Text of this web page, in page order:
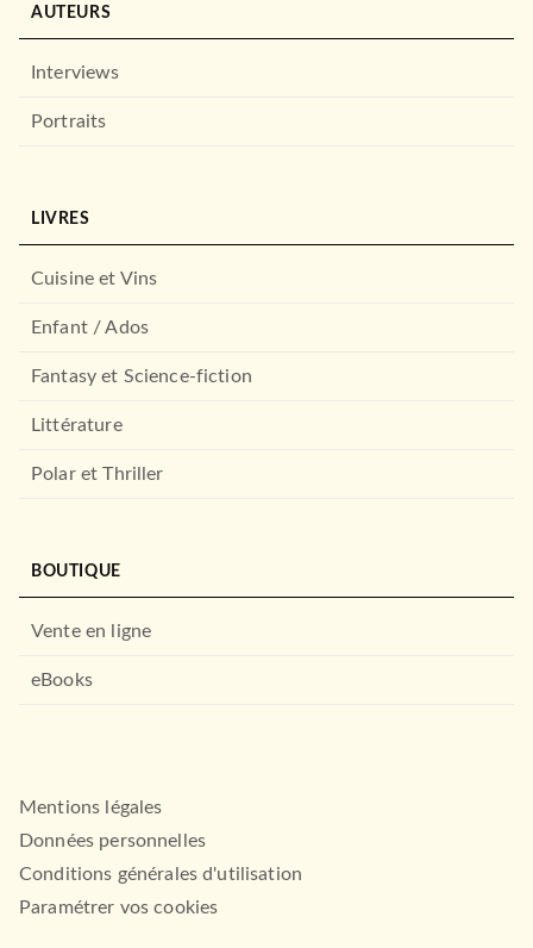
DROIT ET SCIENCES HUMAINES
Bertrand Périer
JC LATTÈS
AUDIOLIB
AUTEURS
Interviews
Portraits
LIVRES
Cuisine et Vins
Enfant / Ados
Fantasy et Science-fiction
Littérature
Polar et Thriller
BOUTIQUE
Vente en ligne
eBooks
Mentions légales
Données personnelles
Conditions générales d'utilisation
Paramétrer vos cookies